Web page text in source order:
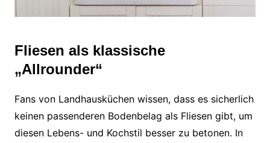
Fliesen als klassische
„Allrounder“
Fans von Landhausküchen wissen, dass es sicherlich
keinen passenderen Bodenbelag als Fliesen gibt, um
diesen Lebens- und Kochstil besser zu betonen. In